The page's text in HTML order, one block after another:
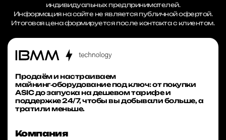
индивидуальных предпринимателей.
Информация на сайте не является публичной офертой.
Итоговая цена формируется после контакта с клиентом.
Продаём и настраиваем
майнинг‑оборудование под ключ: от покупки
ASIC до запуска на дешевом тарифе и
поддержке 24/7, чтобы вы добывали больше, а
тратили меньше.
Компания